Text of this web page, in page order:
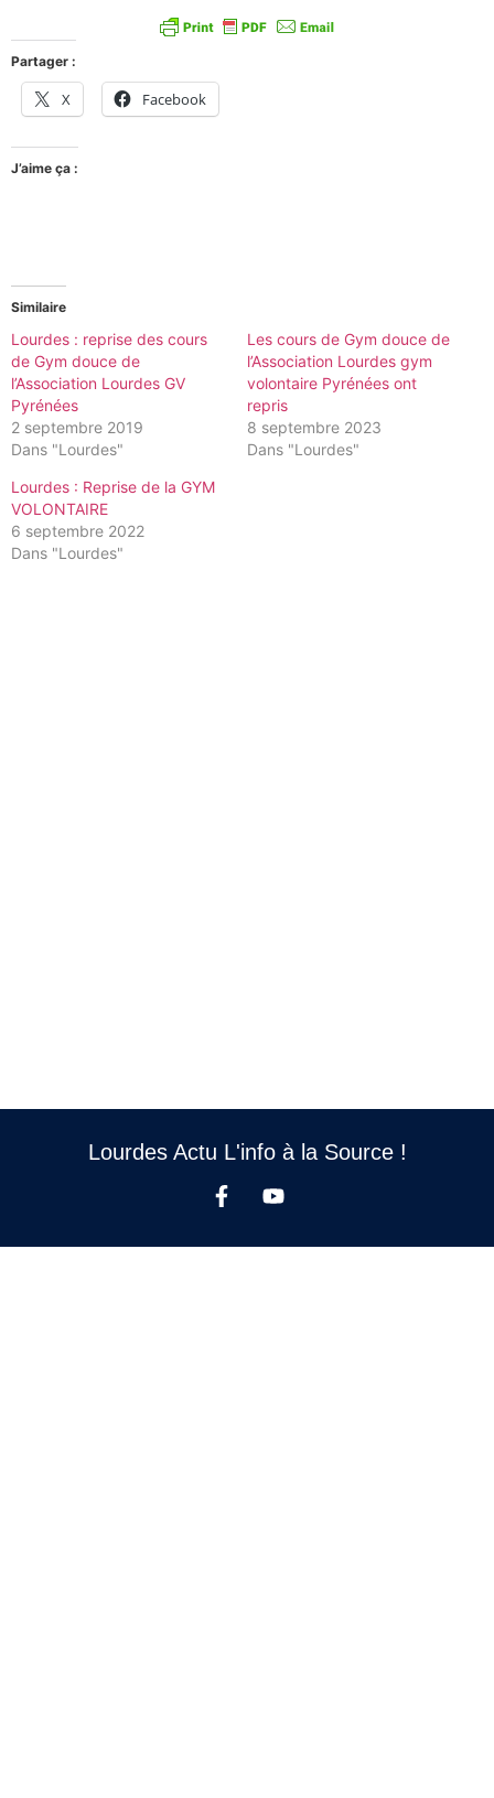
Partager :
X Facebook
J’aime ça :
Similaire
Lourdes : reprise des cours
de Gym douce de
l’Association Lourdes GV
Pyrénées
2 septembre 2019
Dans "Lourdes"
Les cours de Gym douce de
l’Association Lourdes gym
volontaire Pyrénées ont
repris
8 septembre 2023
Dans "Lourdes"
Lourdes : Reprise de la GYM
VOLONTAIRE
6 septembre 2022
Dans "Lourdes"
Lourdes Actu L'info à la Source !